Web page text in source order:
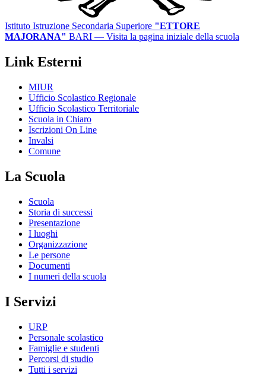
Istituto Istruzione Secondaria Superiore "ETTORE
MAJORANA" BARI — Visita la pagina iniziale della scuola
Link Esterni
MIUR
Ufficio Scolastico Regionale
Ufficio Scolastico Territoriale
Scuola in Chiaro
Iscrizioni On Line
Invalsi
Comune
La Scuola
Scuola
Storia di successi
Presentazione
I luoghi
Organizzazione
Le persone
Documenti
I numeri della scuola
I Servizi
URP
Personale scolastico
Famiglie e studenti
Percorsi di studio
Tutti i servizi